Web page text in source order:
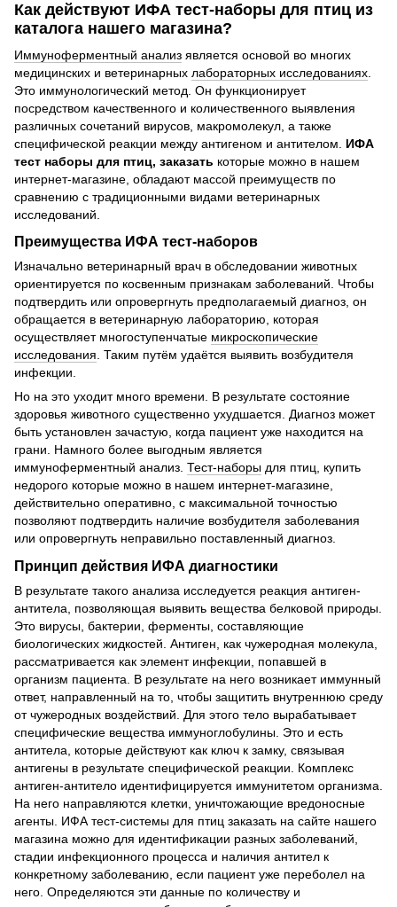
Как действуют ИФА тест-наборы для птиц из
каталога нашего магазина?
Иммуноферментный анализ является основой во многих
медицинских и ветеринарных лабораторных исследованиях
Это иммунологический метод. Он функционирует
посредством качественного и количественного выявления
различных сочетаний вирусов, макромолекул, а также
специфической реакции между антигеном и антителом.
ИФА
тест наборы для птиц, заказать которые можно в нашем
интернет-магазине, обладают массой преимуществ по
сравнению с традиционными видами ветеринарных
исследований.
Преимущества ИФА тест-наборов
Изначально ветеринарный врач в обследовании животных
ориентируется по косвенным признакам заболеваний. Чтобы
подтвердить или опровергнуть предполагаемый диагноз, он
обращается в ветеринарную лабораторию, которая
осуществляет многоступенчатые микроскопические
исследования. Таким путём удаётся выявить возбудителя
инфекции.
Но на это уходит много времени. В результате состояние
здоровья животного существенно ухудшается. Диагноз может
быть установлен зачастую, когда пациент уже находится на
грани. Намного более выгодным является
иммуноферментный анализ. Тест-наборы для птиц, купить
недорого которые можно в нашем интернет-магазине,
действительно оперативно, с максимальной точностью
позволяют подтвердить наличие возбудителя заболевания
или опровергнуть неправильно поставленный диагноз.
Принцип действия ИФА диагностики
В результате такого анализа исследуется реакция антиген-
антитела, позволяющая выявить вещества белковой природы.
Это вирусы, бактерии, ферменты, составляющие
биологических жидкостей. Антиген, как чужеродная молекула,
рассматривается как элемент инфекции, попавшей в
организм пациента. В результате на него возникает иммунный
ответ, направленный на то, чтобы защитить внутреннюю среду
от чужеродных воздействий. Для этого тело вырабатывает
специфические вещества иммуноглобулины. Это и есть
антитела, которые действуют как ключ к замку, связывая
антигены в результате специфической реакции. Комплекс
антиген-антитело идентифицируется иммунитетом организма.
На него направляются клетки, уничтожающие вредоносные
агенты. ИФА тест-системы для птиц заказать на сайте нашего
магазина можно для идентификации разных заболеваний,
стадии инфекционного процесса и наличия антител к
конкретному заболеванию, если пациент уже переболел на
него. Определяются эти данные по количеству и